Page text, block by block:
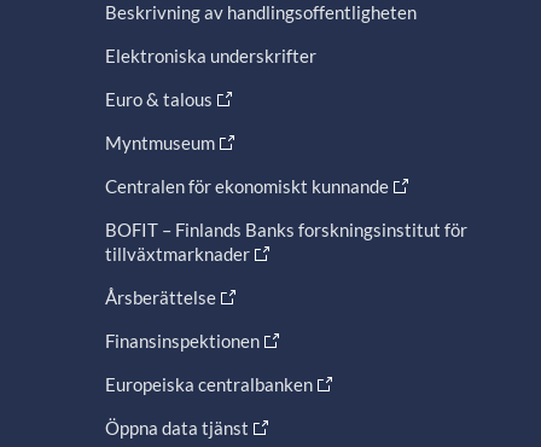
Beskrivning av handlingsoffentligheten
Elektroniska underskrifter
Euro & talous
Myntmuseum
Centralen för ekonomiskt kunnande
BOFIT – Finlands Banks forskningsinstitut för
tillväxtmarknader
Årsberättelse
Finansinspektionen
Europeiska centralbanken
Öppna data tjänst